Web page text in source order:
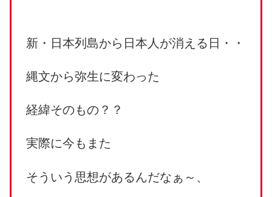
新・日本列島から日本人が消える日・・
縄文から弥生に変わった
経緯そのもの？？
実際に今もまた
そういう思想があるんだなぁ～、